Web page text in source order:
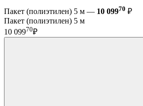
Пакет (полиэтилен) 5 м — 10 09970 ₽
Пакет (полиэтилен) 5 м
10 09970₽